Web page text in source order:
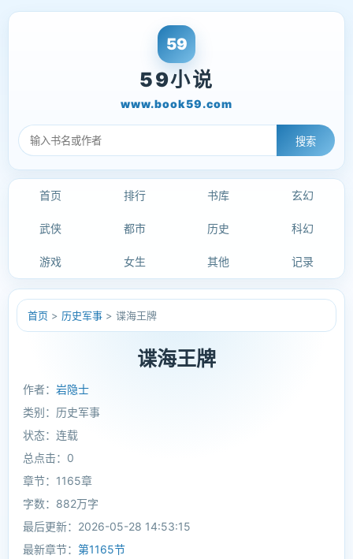
59小说
www.book59.com
搜索
首页 排行 书库 玄幻
武侠 都市 历史 科幻
游戏 女生 其他 记录
首页 > 历史军事 > 谍海王牌
谍海王牌
作者： 岩隐士
类别：历史军事
状态：连载
总点击：0
章节：1165章
字数：882万字
最后更新：2026-05-28 14:53:15
最新章节： 第1165节